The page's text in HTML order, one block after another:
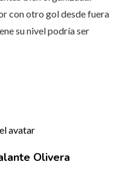
con otro gol desde fuera
su nivel podría ser
Olivera